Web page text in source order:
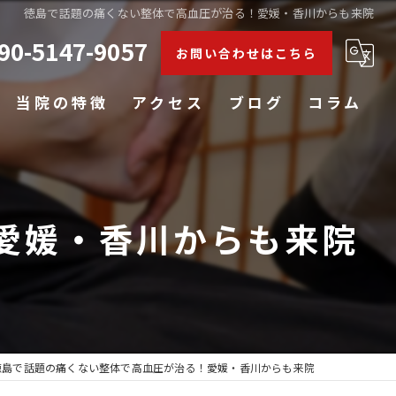
徳島で話題の痛くない整体で高血圧が治る！愛媛・香川からも来院
5147-9057 お問い合わせはこちら
当院の特徴
膝
アクセス ブログ コラム
媛・香川からも来院
で話題の痛くない整体で高血圧が治る！愛媛・香川からも来院